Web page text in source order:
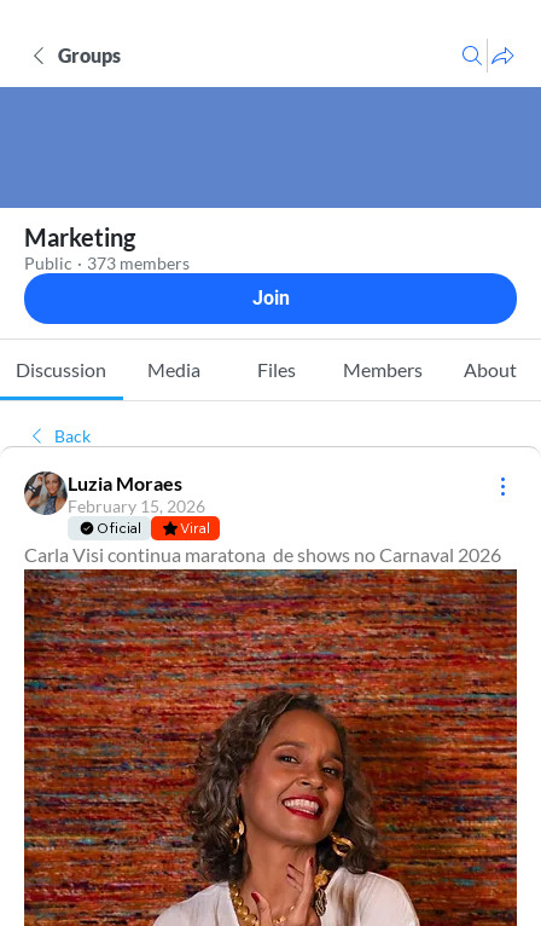
Groups
Marketing
Public · 373 members
Join
Discussion Media Files Members About
Back
Luzia Moraes
February 15, 2026
Oficial Viral
Carla Visi continua maratona  de shows no Carnaval 2026